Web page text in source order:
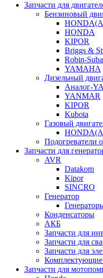
Запчасти для
Бензиновый
HONDA
KIPOR
Briggs &
Robin-
YAMAHA
Дизельный
Аналог-
YANMAR
KIPOR
Kubota
Газовый
Подогреватели
Запчасти для
AVR
Datakom
Kipor
SINCRO
Генератор
Конденсаторы
АКБ
Запчасти для
Запчасти для
Запчасти для
Комплектующие
Запчасти для